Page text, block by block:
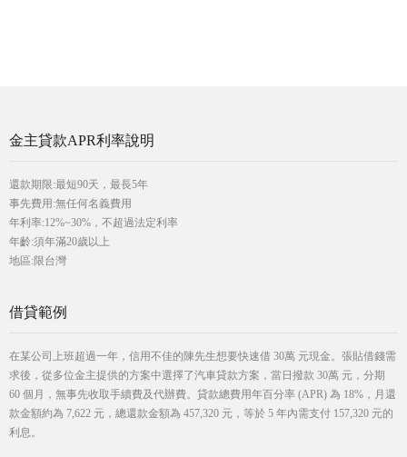
金主貸款APR利率說明
還款期限:最短90天，最長5年
事先費用:無任何名義費用
年利率:12%~30%，不超過法定利率
年齡:須年滿20歲以上
地區:限台灣
借貸範例
在某公司上班超過一年，信用不佳的陳先生想要快速借 30萬 元現金。張貼借錢需
求後，從多位金主提供的方案中選擇了汽車貸款方案，當日撥款 30萬 元，分期
60 個月，無事先收取手續費及代辦費。貸款總費用年百分率 (APR) 為 18%，月還
款金額約為 7,622 元，總還款金額為 457,320 元，等於 5 年內需支付 157,320 元的
利息。